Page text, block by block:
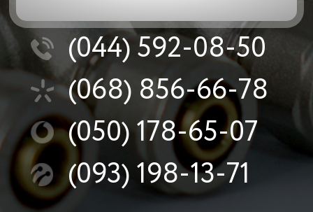
(044)592-08-50
(068) 856-66-78
(050)178-65-07
(093)198-13-71